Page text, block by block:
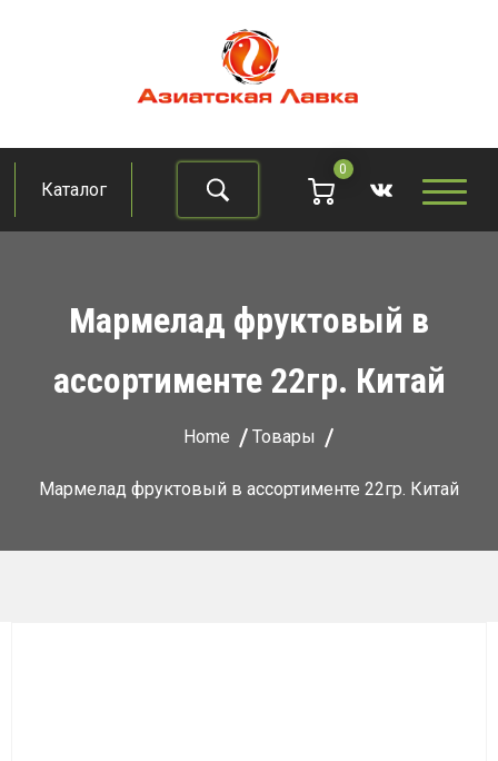
Азиатская лавка
Продукты из восточно-азиатских стран
Каталог
0
Мармелад фруктовый в
ассортименте 22гр. Китай
Home Товары
Мармелад фруктовый в ассортименте 22гр. Китай